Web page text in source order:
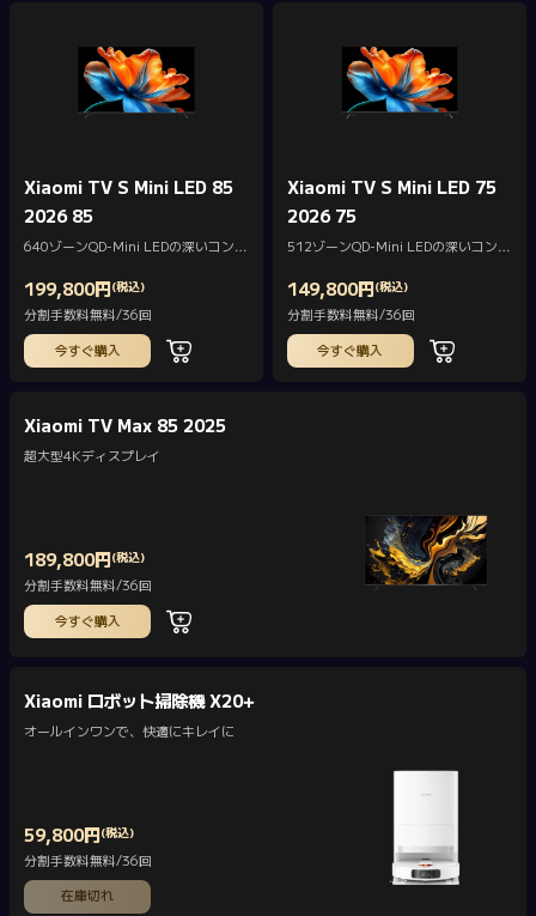
Xiaomi TV S Mini LED 85
2026 85
640ゾーンQD-Mini LEDの深いコント
199,800円 (税込)
Current Price 円199800
分割手数料無料/36回
今すぐ購入
Xiaomi TV S Mini LED 75
2026 75
512ゾーンQD-Mini LEDの深いコント
149,800円 (税込)
Current Price 円149800
分割手数料無料/36回
今すぐ購入
Xiaomi TV Max 85 2025
超大型4Kディスプレイ
189,800円 (税込)
Current Price 円189800
分割手数料無料/36回
今すぐ購入
Xiaomi ロボット掃除機 X20+
オールインワンで、快適にキレイに
59,800円 (税込)
Current Price 円59800
分割手数料無料/36回
在庫切れ